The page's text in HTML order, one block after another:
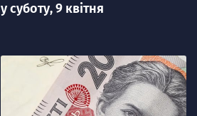
у суботу, 9 квітня